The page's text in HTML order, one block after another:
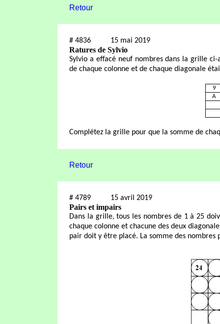
Retour
# 4836 15 mai 2019
Ratures de Sylvio
Sylvio a effacé neuf nombres dans la grille
de chaque colonne et de chaque diagonale
9
A
Complétez la grille pour que la somme de
Retour
# 4789 15 avril 2019
Pairs et impairs
Dans la grille, tous les nombres de 1 à 25
chaque colonne et chacune des deux
pair doit y être placé. La somme des nombres